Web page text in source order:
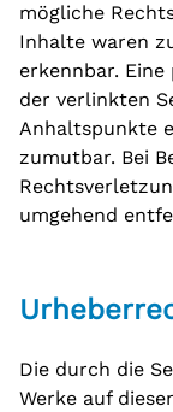
mögliche
Inhalte waren
erkennbar.
der verlinkten
Anhaltspunkte
zumutbar. Bei
umgehend
Die durch die
Werke auf